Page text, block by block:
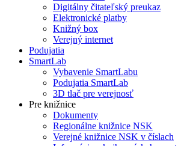
Digitálny čitateľský preukaz
Elektronické platby
Knižný box
Verejný internet
Podujatia
SmartLab
Vybavenie SmartLabu
Podujatia SmartLab
3D tlač pre verejnosť
Pre knižnice
Dokumenty
Regionálne knižnice NSK
Verejné knižnice NSK v číslach